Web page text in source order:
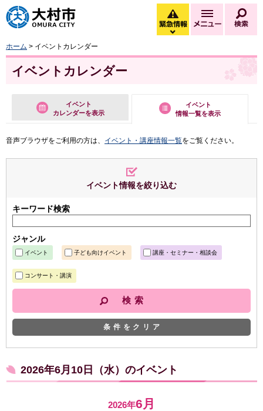
大村市
緊急情報
緊急情報を開く
メニュー
ホーム > イベントカレンダー
イベントカレンダー
イベント
カレンダーを表示
イベント
情報一覧を表示
音声ブラウザをご利用の方は、 イベント・講座情報一覧をご覧ください。
イベント情報を絞り込む
キーワード検索
ジャンル
イベント 子ども向けイベント 講座・セミナー・相談会
コンサート・講演
条件をクリア
2026年6月10日（水）のイベント
2026年6月